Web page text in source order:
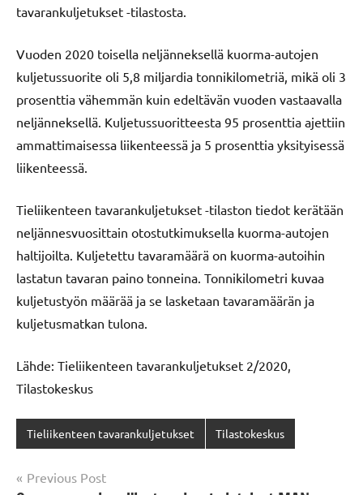
tavarankuljetukset -tilastosta.
Vuoden 2020 toisella neljänneksellä kuorma-autojen
kuljetussuorite oli 5,8 miljardia tonnikilometriä, mikä oli 3
prosenttia vähemmän kuin edeltävän vuoden vastaavalla
neljänneksellä. Kuljetussuoritteesta 95 prosenttia ajettiin
ammattimaisessa liikenteessä ja 5 prosenttia yksityisessä
liikenteessä.
Tieliikenteen tavarankuljetukset -tilaston tiedot kerätään
neljännesvuosittain otostutkimuksella kuorma-autojen
haltijoilta. Kuljetettu tavaramäärä on kuorma-autoihin
lastatun tavaran paino tonneina. Tonnikilometri kuvaa
kuljetustyön määrää ja se lasketaan tavaramäärän ja
kuljetusmatkan tulona.
Lähde: Tieliikenteen tavarankuljetukset 2/2020,
Tilastokeskus
Tieliikenteen tavarankuljetukset Tilastokeskus
Post
Previous Post